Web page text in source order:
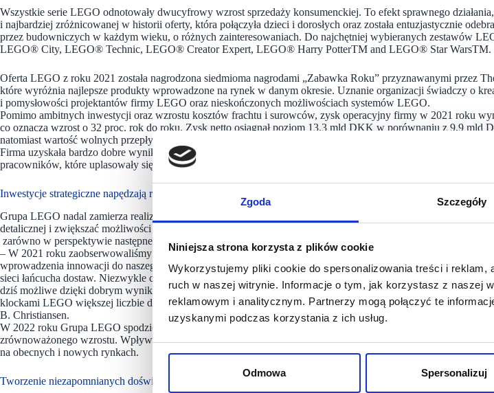
Zgoda Szczegóły
Niniejsza strona korzysta z plików cookie
Wykorzystujemy pliki cookie do spersonalizowania treści i reklam,
ruch w naszej witrynie. Informacje o tym, jak korzystasz z naszej
reklamowym i analitycznym. Partnerzy mogą połączyć te
uzyskanymi podczas korzystania z ich usług.
Odmowa Spersonalizuj
Wszystkie serie LEGO odnotowały dwucyfrowy wzrost sprzedaży konsumenckiej. To efekt sprawnego
i najbardziej zróżnicowanej w historii oferty, która połączyła dzieci i dorosłych oraz została entuzjastycznie
przez budowniczych w każdym wieku, o różnych zainteresowaniach. Do najchętniej wybieranych zestawów
LEGO® City, LEGO® Technic, LEGO® Creator Expert, LEGO® Harry PotterTM and LEGO® Star WarsTM.
Oferta LEGO z roku 2021 została nagrodzona siedmioma nagrodami „Zabawka Roku” przyznawanymi przez
które wyróżnia najlepsze produkty wprowadzone na rynek w danym okresie. Uznanie organizacji świadczy o
i pomysłowości projektantów firmy LEGO oraz nieskończonych możliwościach systemów LEGO.
Pomimo ambitnych inwestycji oraz wzrostu kosztów frachtu i surowców, zysk operacyjny firmy w 2021 roku
co oznacza wzrost o 32 proc. rok do roku. Zysk netto osiągnął poziom 13,3 mld DKK w porównaniu z 9,9 mld
natomiast wartość wolnych przepływów pieniężnych osiągnęła 12,9 mld DKK.
Firma uzyskała bardzo dobre wyniki finansowe oraz pozafinansowe, takie jak satysfakcja konsumentów (NPS) i
pracowników, które uplasowały się na rekordowo wysokich poziomach.
Inwestycje strategiczne napędzają roczny i długoterminowy wzrost
Grupa LEGO nadal zamierza realizować strategiczne inwestycje w innowacje produktowe, jak również
detalicznej i zwiększać możliwości produkcyjne. Inwestuje również w cyfryzację i zrównoważony rozwój, aby
zarówno w perspektywie następnego roku, jak i w długim terminie.
– W 2021 roku zaobserwowaliśmy efekty płynące ze strategicznych inwestycji, które zrealizowaliśmy przez
wprowadzenia innowacji do naszego portfolio, rozszerzenia i udoskonalenia oferty detalicznej oraz zwiększenia
sieci łańcucha dostaw. Niezwykle cieszę się z możliwości poszerzania budżetów przeznaczonych na realizację
dziś możliwe dzięki dobrym wynikom finansowym naszej firmy. Za sprawą tych inwestycji będziemy mogli
klockami LEGO większej liczbie dzieci na całym świecie, zarówno obecnym jak i przyszłym pokoleniom –
B. Christiansen.
W 2022 roku Grupa LEGO spodziewa się w długoterminowej perspektywie normalizacji tempa rozwoju do
zrównoważonego wzrostu. Wpływ na to będzie mieć m.in. dalsza koncentracja na innowacjach produktowych
na obecnych i nowych rynkach.
Tworzenie niezapomnianych doświadczeń zakupowych